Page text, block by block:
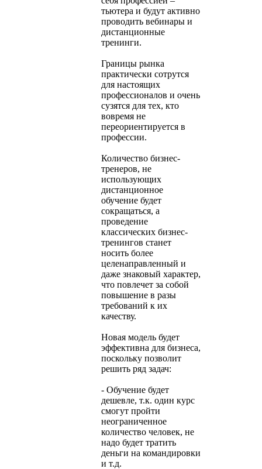
тьютера и будут активно
проводить вебинары и
дистанционные
тренинги.
Границы рынка
практически сотрутся
для настоящих
профессионалов и очень
сузятся для тех, кто
вовремя не
переориентируется в
профессии.
Количество бизнес-
тренеров, не
использующих
дистанционное
обучение будет
сокращаться, а
проведение
классических бизнес-
тренингов станет
носить более
целенаправленный и
даже знаковый характер,
что повлечет за собой
повышение в разы
требований к их
качеству.
Новая модель будет
эффективна для бизнеса,
поскольку позволит
решить ряд задач:
- Обучение будет
дешевле, т.к. один курс
смогут пройти
неограниченное
количество человек, не
надо будет тратить
деньги на командировки
и т.д.